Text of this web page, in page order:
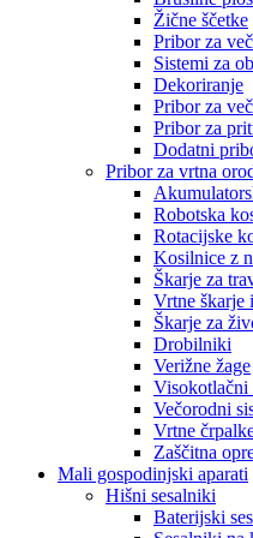
Žične ščetke
Pribor za
Sistemi za
Dekoriranje
Pribor za
Pribor za
Dodatni
Pribor za vrtna
Robotska
Rotacijske
Kosilnice z
Škarje za
Vrtne škarje
Škarje za
Drobilniki
Verižne žage
Večorodni
Vrtne
Zaščitna
Mali gospodinjski aparati
Hišni sesalniki
Baterijski